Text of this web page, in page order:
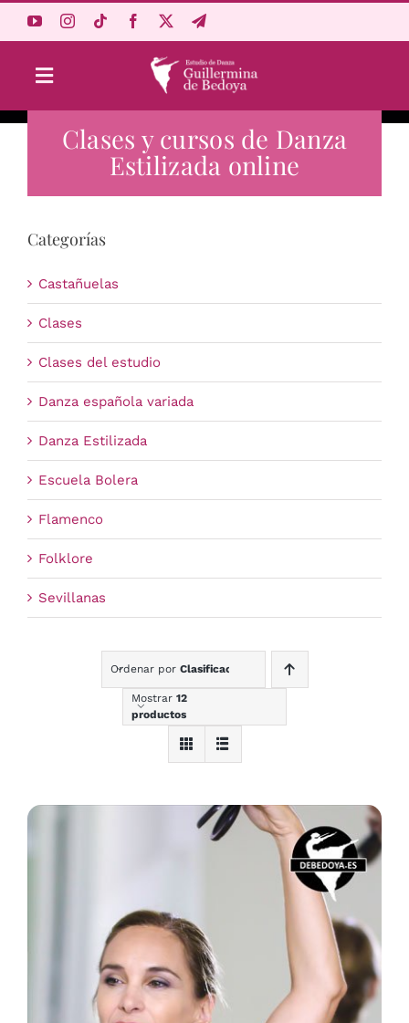
Toggle
Navigation
Aprende Online
Estudio
Carrito
Clases y cursos de Danza
Estilizada online
Categorías
Castañuelas
Clases
Clases del estudio
Danza española variada
Danza Estilizada
Escuela Bolera
Flamenco
Folklore
Sevillanas
Ordenar por Clasificación
Mostrar 12
productos